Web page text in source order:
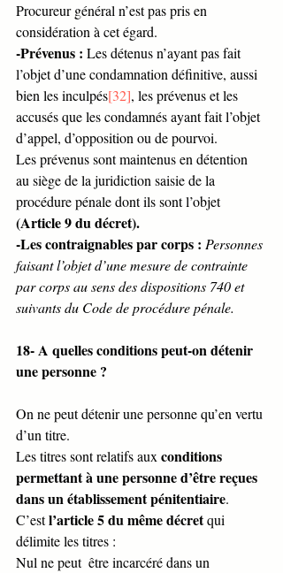
Procureur général n’est pas pris en
considération à cet égard.
-Prévenus : Les détenus n’ayant pas fait
l’objet d’une condamnation définitive, aussi
bien les inculpés[32], les prévenus et les
accusés que les condamnés ayant fait l’objet
d’appel, d’opposition ou de pourvoi.
Les prévenus sont maintenus en détention
au siège de la juridiction saisie de la
procédure pénale dont ils sont l’objet
(Article 9 du décret).
-Les contraignables par corps : Personnes
faisant l’objet d’une mesure de contrainte
par corps au sens des dispositions 740 et
suivants du Code de procédure pénale.
18- A quelles conditions peut-on détenir
une personne ?
On ne peut détenir une personne qu’en vertu
d’un titre.
Les titres sont relatifs aux conditions
permettant à une personne d’être reçues
dans un établissement pénitentiaire.
C’est l’article 5 du même décret qui
délimite les titres :
Nul ne peut  être incarcéré dans un